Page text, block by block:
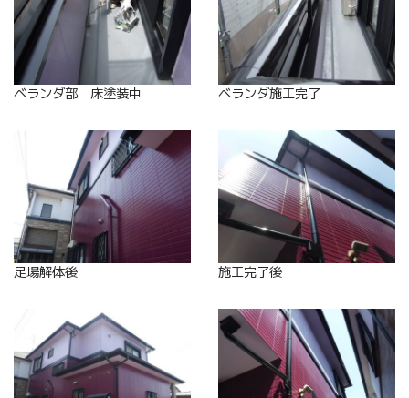
ベランダ部 床塗装中 ベランダ施工完了
足場解体後 施工完了後